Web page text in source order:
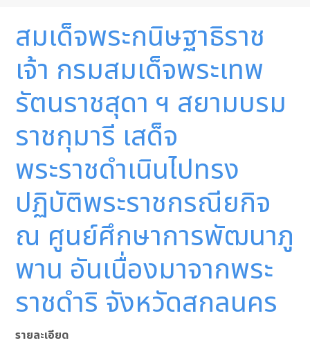
สมเด็จพระกนิษฐาธิราช
เจ้า กรมสมเด็จพระเทพ
รัตนราชสุดา ฯ สยามบรม
ราชกุมารี เสด็จ
พระราชดำเนินไปทรง
ปฏิบัติพระราชกรณียกิจ
ณ ศูนย์ศึกษาการพัฒนาภู
พาน อันเนื่องมาจากพระ
ราชดำริ จังหวัดสกลนคร
รายละเอียด